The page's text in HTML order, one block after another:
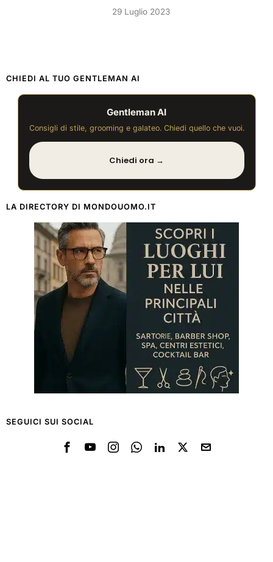
29 Luglio 2023
CHIEDI AL TUO GENTLEMAN AI
Gentleman AI
Consigli di stile, grooming e galateo. Chiedi quello che vuoi.
Chiedi ora →
LA DIRECTORY DI MONDOUOMO.IT
SEGUICI SUI SOCIAL